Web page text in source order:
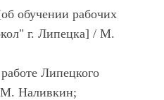
обучении рабочих
г. Липецка] / М.
Липецкого
М. Наливкин;